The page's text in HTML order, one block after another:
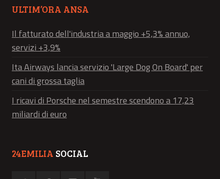
ULTIM’ORA ANSA
Il fatturato dell'industria a maggio +5,3% annuo,
servizi +3,9%
Ita Airways lancia servizio 'Large Dog On Board' per
cani di grossa taglia
I ricavi di Porsche nel semestre scendono a 17,23
miliardi di euro
24EMILIA SOCIAL